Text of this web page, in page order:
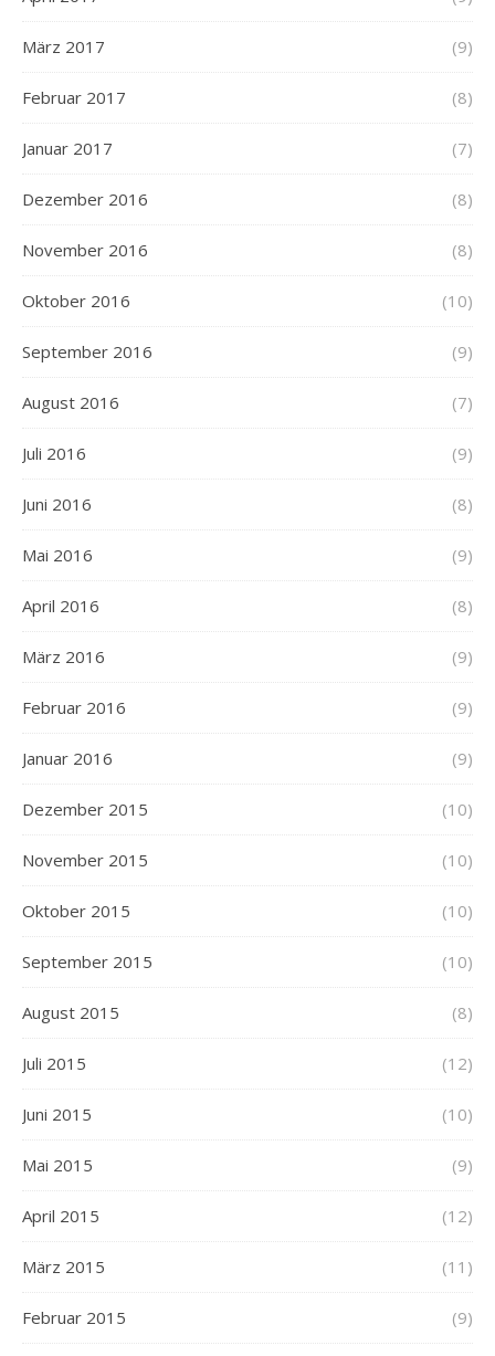
März 2017 (9)
Februar 2017 (8)
Januar 2017 (7)
Dezember 2016 (8)
November 2016 (8)
Oktober 2016 (10)
September 2016 (9)
August 2016 (7)
Juli 2016 (9)
Juni 2016 (8)
Mai 2016 (9)
April 2016 (8)
März 2016 (9)
Februar 2016 (9)
Januar 2016 (9)
Dezember 2015 (10)
November 2015 (10)
Oktober 2015 (10)
September 2015 (10)
August 2015 (8)
Juli 2015 (12)
Juni 2015 (10)
Mai 2015 (9)
April 2015 (12)
März 2015 (11)
Februar 2015 (9)